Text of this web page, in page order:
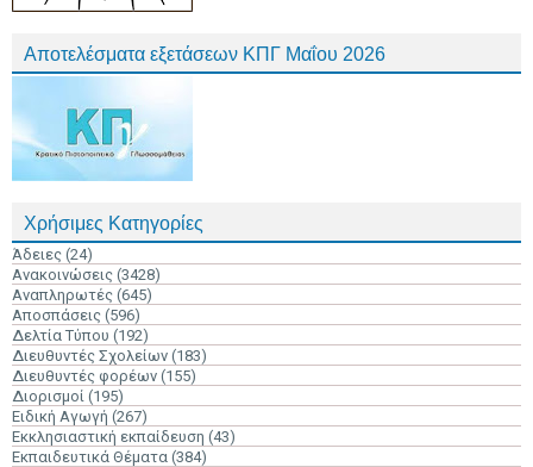
Αποτελέσματα εξετάσεων ΚΠΓ Μαΐου 2026
Χρήσιμες Κατηγορίες
Άδειες (24)
Ανακοινώσεις (3428)
Αναπληρωτές (645)
Αποσπάσεις (596)
Δελτία Τύπου (192)
Διευθυντές Σχολείων (183)
Διευθυντές φορέων (155)
Διορισμοί (195)
Ειδική Αγωγή (267)
Εκκλησιαστική εκπαίδευση (43)
Εκπαιδευτικά Θέματα (384)